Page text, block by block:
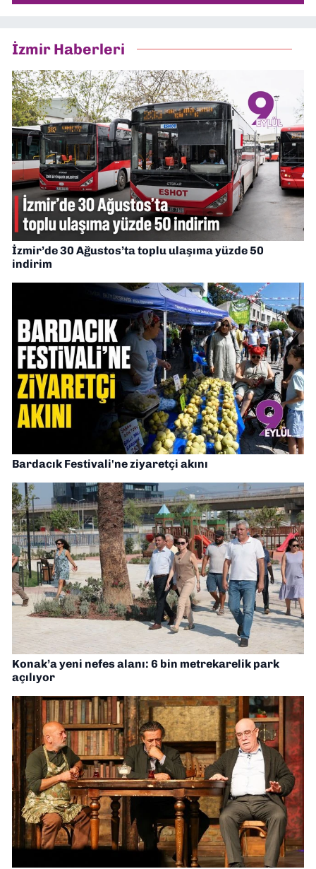
İzmir Haberleri
İzmir’de 30 Ağustos’ta toplu ulaşıma yüzde 50
indirim
Bardacık Festivali'ne ziyaretçi akını
Konak’a yeni nefes alanı: 6 bin metrekarelik park
açılıyor